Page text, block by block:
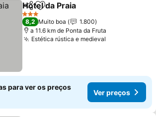
PartilharAdicionar aos favoritos
Hotel da Praia
3 Estrelas
8,2 Muito boa
1.800
a 11.6 km de Ponta da Fruta
Estética rústica e medieval
para ver os preços
Ver preços